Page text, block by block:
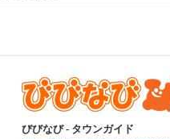
びびなび - タウンガイド